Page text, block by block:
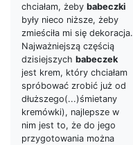
chciałam, żeby babeczki
były nieco niższe, żeby
zmieściła mi się dekoracja.
Najważniejszą częścią
dzisiejszych babeczek
jest krem, który chciałam
spróbować zrobić już od
dłuższego(...)śmietany
kremówki), najlepsze w
nim jest to, że do jego
przygotowania można